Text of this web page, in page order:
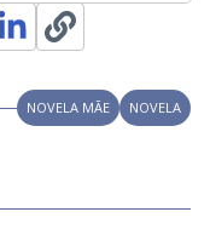
NOVELA MÃE NOVELA